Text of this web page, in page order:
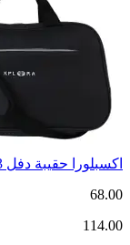
اكسبلورا حقيبة دفل XPL-DB-1683
68.00
114.00